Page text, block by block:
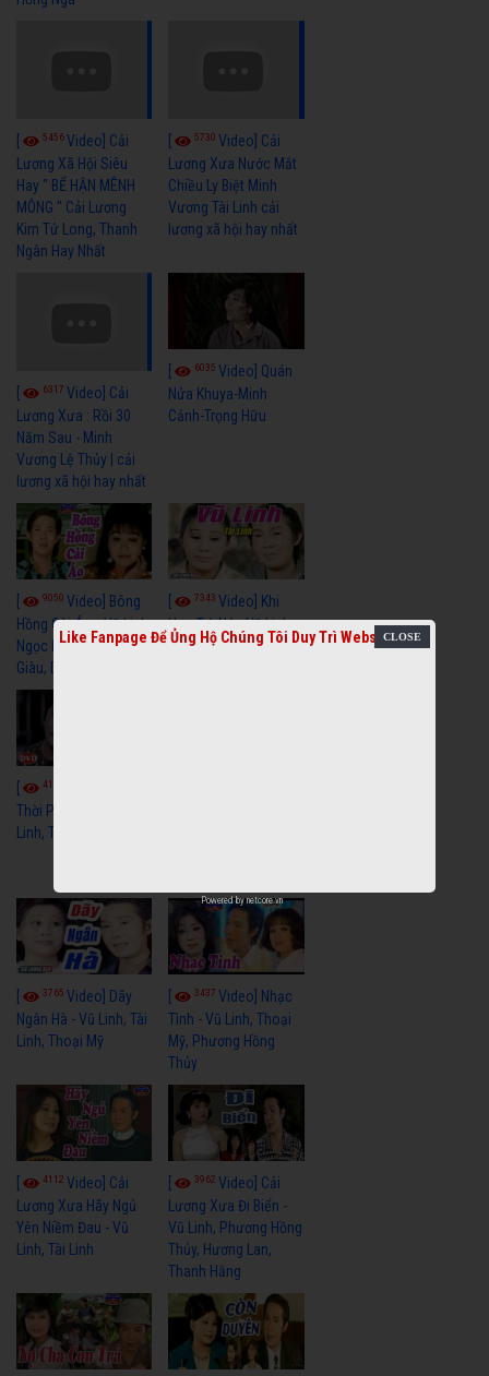
5456Video] Cải
Lương Xã Hội Siêu
Hay " BỂ HẬN MÊNH
MÔNG " Cải Lương
Kim Tử Long, Thanh
Ngân Hay Nhất
5730Video] Cải
Lương Xưa Nước Mắt
Chiều Ly Biệt Minh
Vương Tài Linh cải
lương xã hội hay nhất
6317 Video] Cải
Lương Xưa : Rồi 30
Năm Sau - Minh
Vương Lệ Thủy | cải
lương xã hội hay nhất
6035Video] Quán
Nửa Khuya-Minh
Cảnh-Trọng Hữu
9050 Video] Bông
Hồng Cài Áo - Vũ Linh,
Ngọc Huyền, Ngọc
Giàu, Diệp Lang
7343Video] Khi
Hoa Trà Nở - Vũ Linh,
Tài Linh
4107
Thời Phóng Đãng - Vũ
Linh, Tài Linh, Chí Linh
3765 Video] Dãy
Ngân Hà - Vũ Linh, Tài
Linh, Thoại Mỹ
3437Video] Nhạc
Tình - Vũ Linh, Thoại
Mỹ, Phương Hồng
Thủy
4112 Video] Cải
Lương Xưa Hãy Ngủ
Yên Niềm Đau - Vũ
Linh, Tài Linh
3962Video] Cải
Lương Xưa Đi Biển -
Vũ Linh, Phương Hồng
Thủy, Hương Lan,
Thanh Hằng
Like Fanpage Để Ủng Hộ Chúng Tôi Duy Trì Website
Powered bynetcore.vn